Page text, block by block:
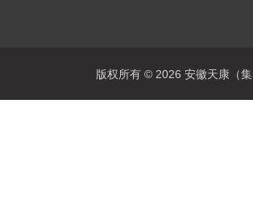
版权所有 © 2026 安徽天康（